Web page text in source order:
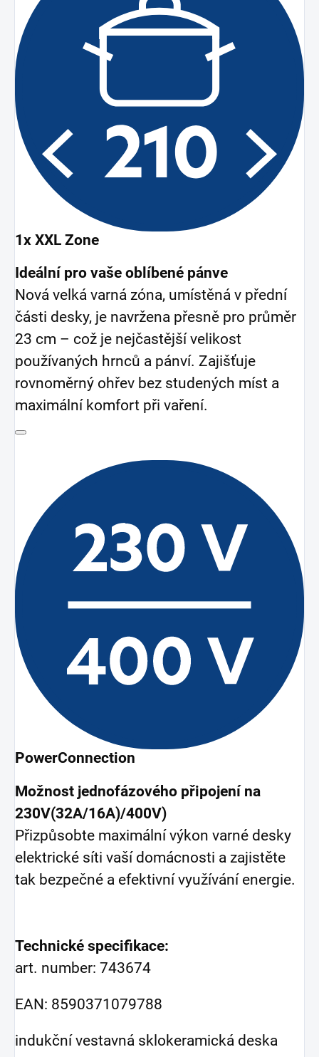
1x XXL Zone
Ideální pro vaše oblíbené pánve
Nová velká varná zóna, umístěná v přední
části desky, je navržena přesně pro průměr
23 cm – což je nejčastější velikost
používaných hrnců a pánví. Zajišťuje
rovnoměrný ohřev bez studených míst a
maximální komfort při vaření.
PowerConnection
Možnost jednofázového připojení na
230V(32A/16A)/400V)
Přizpůsobte maximální výkon varné desky
elektrické síti vaší domácnosti a zajistěte
tak bezpečné a efektivní využívání energie.
Technické specifikace:
art. number: 743674
EAN: 8590371079788
indukční vestavná sklokeramická deska